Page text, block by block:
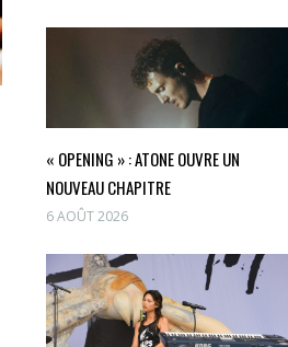
« OPENING » : ATONE OUVRE UN
NOUVEAU CHAPITRE
6 AOÛT 2026